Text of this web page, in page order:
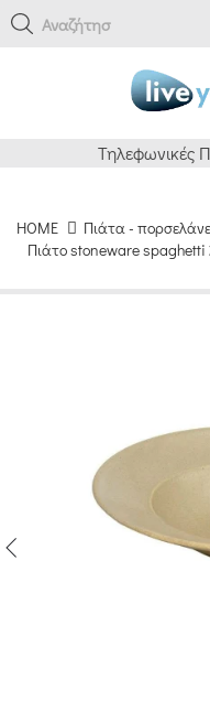
Αναζήτηση ε
Τηλεφωνικές
HOME Πιάτα -
Πιάτο stoneware spaghetti